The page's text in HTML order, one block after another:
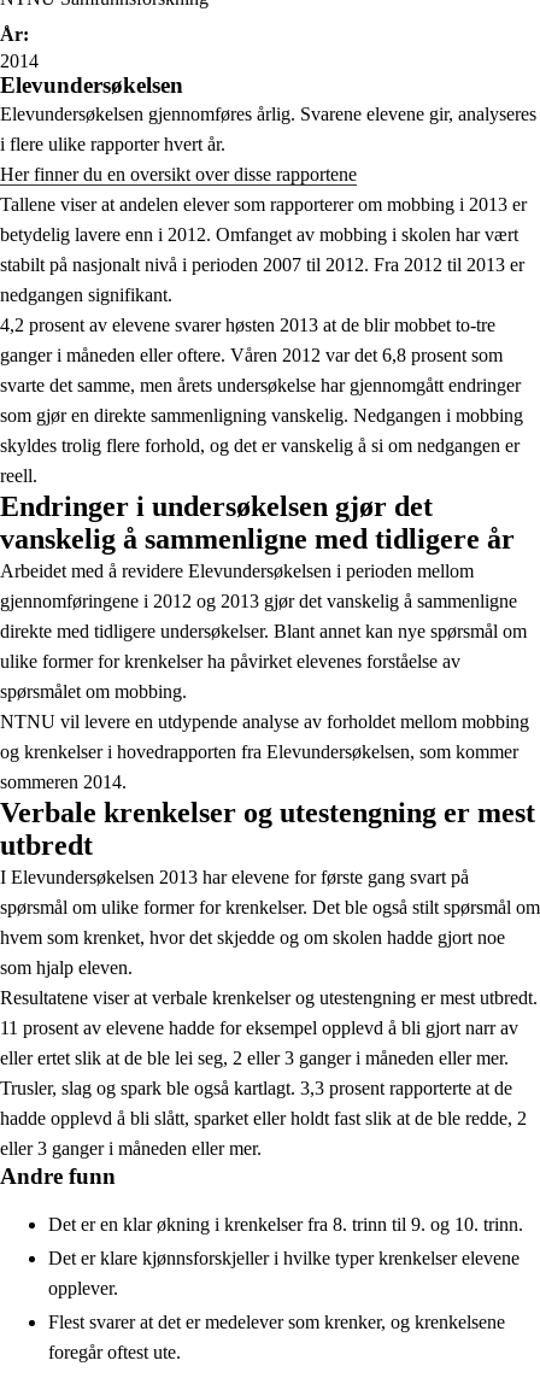
År:
2014
Elevundersøkelsen
Elevundersøkelsen gjennomføres årlig. Svarene elevene gir, analyseres
i flere ulike rapporter hvert år.
Her finner du en oversikt over disse rapportene
Tallene viser at andelen elever som rapporterer om mobbing i 2013 er
betydelig lavere enn i 2012. Omfanget av mobbing i skolen har vært
stabilt på nasjonalt nivå i perioden 2007 til 2012. Fra 2012 til 2013 er
nedgangen signifikant.
4,2 prosent av elevene svarer høsten 2013 at de blir mobbet to-tre
ganger i måneden eller oftere. Våren 2012 var det 6,8 prosent som
svarte det samme, men årets undersøkelse har gjennomgått endringer
som gjør en direkte sammenligning vanskelig. Nedgangen i mobbing
skyldes trolig flere forhold, og det er vanskelig å si om nedgangen er
reell.
Endringer i undersøkelsen gjør det
vanskelig å sammenligne med tidligere år
Arbeidet med å revidere Elevundersøkelsen i perioden mellom
gjennomføringene i 2012 og 2013 gjør det vanskelig å sammenligne
direkte med tidligere undersøkelser. Blant annet kan nye spørsmål om
ulike former for krenkelser ha påvirket elevenes forståelse av
spørsmålet om mobbing.
NTNU vil levere en utdypende analyse av forholdet mellom mobbing
og krenkelser i hovedrapporten fra Elevundersøkelsen, som kommer
sommeren 2014.
Verbale krenkelser og utestengning er mest
utbredt
I Elevundersøkelsen 2013 har elevene for første gang svart på
spørsmål om ulike former for krenkelser. Det ble også stilt spørsmål om
hvem som krenket, hvor det skjedde og om skolen hadde gjort noe
som hjalp eleven.
Resultatene viser at verbale krenkelser og utestengning er mest utbredt.
11 prosent av elevene hadde for eksempel opplevd å bli gjort narr av
eller ertet slik at de ble lei seg, 2 eller 3 ganger i måneden eller mer.
Trusler, slag og spark ble også kartlagt. 3,3 prosent rapporterte at de
hadde opplevd å bli slått, sparket eller holdt fast slik at de ble redde, 2
eller 3 ganger i måneden eller mer.
Andre funn
Det er en klar økning i krenkelser fra 8. trinn til 9. og 10. trinn.
Det er klare kjønnsforskjeller i hvilke typer krenkelser elevene
opplever.
Flest svarer at det er medelever som krenker, og krenkelsene
foregår oftest ute.